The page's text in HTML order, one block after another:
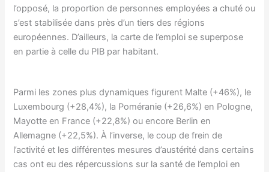
l’opposé, la proportion de personnes employées a chuté ou
s’est stabilisée dans près d’un tiers des régions
européennes. D’ailleurs, la carte de l’emploi se superpose
en partie à celle du PIB par habitant.
Parmi les zones plus dynamiques figurent Malte (+46%), le
Luxembourg (+28,4%), la Poméranie (+26,6%) en Pologne,
Mayotte en France (+22,8%) ou encore Berlin en
Allemagne (+22,5%). À l’inverse, le coup de frein de
l’activité et les différentes mesures d’austérité dans certains
cas ont eu des répercussions sur la santé de l’emploi en